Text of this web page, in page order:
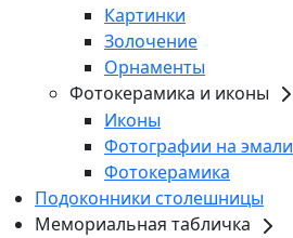
Картинки
Золочение
Орнаменты
Фотокерамика и иконы
Иконы
Фотографии на эмали
Фотокерамика
Подоконники столешницы
Мемориальная табличка